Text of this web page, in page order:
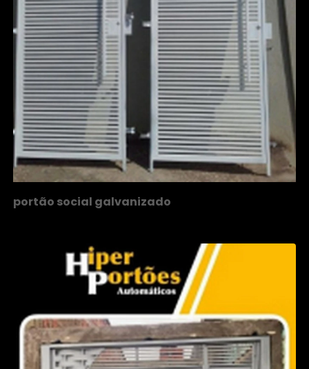
portão social galvanizado